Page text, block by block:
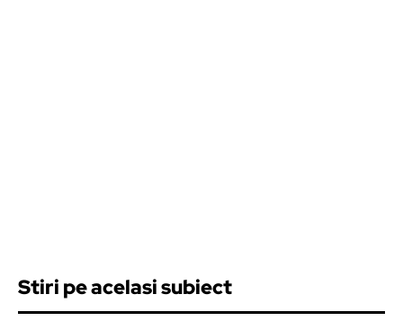
Stiri pe acelasi subiect